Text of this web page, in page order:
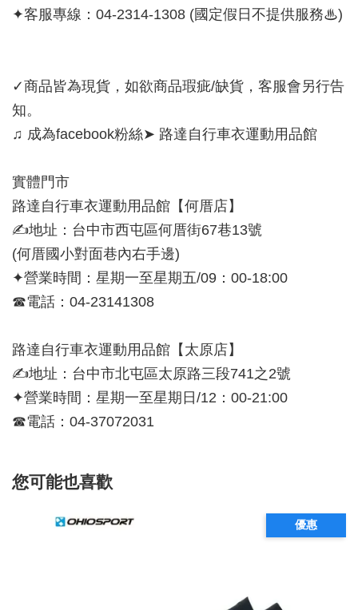
✦客服專線：04-2314-1308 (國定假日不提供服務♨)
✓商品皆為現貨，如欲商品瑕疵/缺貨，客服會另行告
知。
♫ 成為facebook粉絲➤ 路達自行車衣運動用品館
實體門市
路達自行車衣運動用品館【何厝店】
✍地址：台中市西屯區何厝街67巷13號
(何厝國小對面巷內右手邊)
✦營業時間：星期一至星期五/09：00-18:00
☎電話：04-23141308
路達自行車衣運動用品館【太原店】
✍地址：台中市北屯區太原路三段741之2號
✦營業時間：星期一至星期日/12：00-21:00
☎電話：04-37072031
您可能也喜歡
優惠